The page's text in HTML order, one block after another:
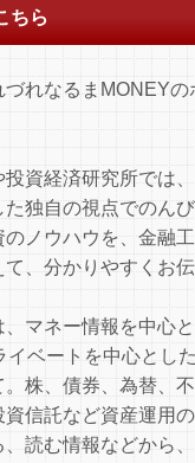
ちら
れなるまMONEY
資経済研究所では
た独自の視点でのん
のノウハウを、金融
、分かりやすくお伝
、マネー情報を中心
イベートを中心とし
株、債券、為替、
資信託など資産運用
、読む情報などから